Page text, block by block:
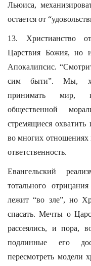
Льюиса,
остается от
13. Христианство
Царствия Божия, но
Апокалипсис.
сим быти”. Мы,
принимать мир,
общественной
стремящиеся охватить
во многих отношениях
ответственность.
Евангельский
тотального
лежит “во зле”, но
спасать. Мечты о
рассеялись, и пора,
подлинные его
пересмотреть модели